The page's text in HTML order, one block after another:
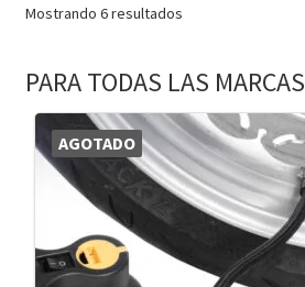
Mostrando 6 resultados
PARA TODAS LAS MARCAS
AGOTADO